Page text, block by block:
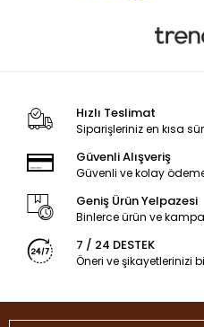
Hızlı Teslimat
Siparişleriniz en kısa
Güvenli Alışveriş
Güvenli ve kolay
Geniş Ürün Yelpazesi
Binlerce ürün ve
7 / 24 DESTEK
Öneri ve şikayetlerinizi